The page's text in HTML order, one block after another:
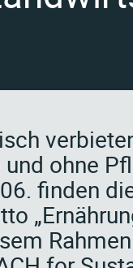
und ohne
finden